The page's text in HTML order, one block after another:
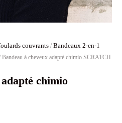
couvrants / Bandeaux 2-en-1
Bandeau à cheveux adapté chimio SCRATCH
chimio